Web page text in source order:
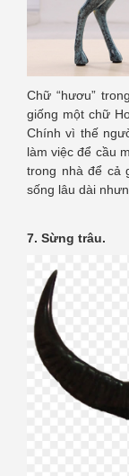
Chữ “hươu”
giống một chữ
Chính vì thế
làm việc để cầu
trong nhà để cả
sống lâu dài
7. Sừng trâu.